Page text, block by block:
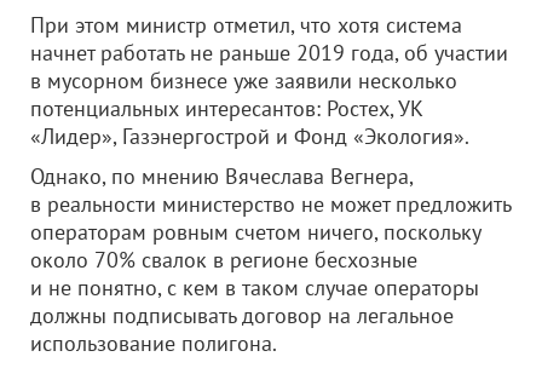
При этом министр отметил, что хотя система
начнет работать не раньше 2019 года, об участии
в мусорном бизнесе уже заявили несколько
потенциальных интересантов: Ростех, УК
«Лидер», Газэнергострой и Фонд «Экология».
Однако, по мнению Вячеслава Вегнера,
в реальности министерство не может предложить
операторам ровным счетом ничего, поскольку
около 70% свалок в регионе бесхозные
и не понятно, с кем в таком случае операторы
должны подписывать договор на легальное
использование полигона.